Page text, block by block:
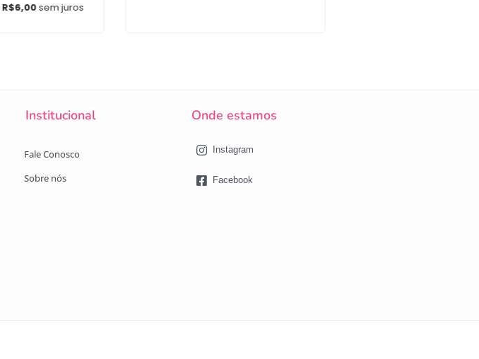
R$6,00sem juros
Institucional Onde estamos
Fale Conosco
Sobre nós
Instagram
Facebook